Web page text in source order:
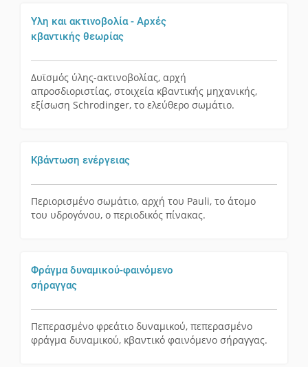
Υλη και ακτινοβολία - Αρχές
κβαντικής θεωρίας
Δυϊσμός ύλης-ακτινοβολίας, αρχή
απροσδιοριστίας, στοιχεία κβαντικής μηχανικής,
εξίσωση Schrodinger, το ελεύθερο σωμάτιο.
Κβάντωση ενέργειας
Περιορισμένο σωμάτιο, αρχή του Pauli, το άτομο
του υδρογόνου, ο περιοδικός πίνακας.
Φράγμα δυναμικού-φαινόμενο
σήραγγας
Πεπερασμένο φρεάτιο δυναμικού, πεπερασμένο
φράγμα δυναμικού, κβαντικό φαινόμενο σήραγγας.